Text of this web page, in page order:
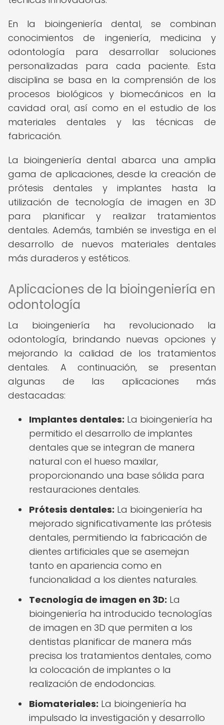
En la bioingeniería dental, se combinan
conocimientos de ingeniería, medicina y
odontología para desarrollar soluciones
personalizadas para cada paciente. Esta
disciplina se basa en la comprensión de los
procesos biológicos y biomecánicos en la
cavidad oral, así como en el estudio de los
materiales dentales y las técnicas de
fabricación.
La bioingeniería dental abarca una amplia
gama de aplicaciones, desde la creación de
prótesis dentales y implantes hasta la
utilización de tecnología de imagen en 3D
para planificar y realizar tratamientos
dentales. Además, también se investiga en el
desarrollo de nuevos materiales dentales
más duraderos y estéticos.
Aplicaciones de la bioingeniería en
odontología
La bioingeniería ha revolucionado la
odontología, brindando nuevas opciones y
mejorando la calidad de los tratamientos
dentales. A continuación, se presentan
algunas de las aplicaciones más
destacadas:
Implantes dentales: La bioingeniería ha
permitido el desarrollo de implantes
dentales que se integran de manera
natural con el hueso maxilar,
proporcionando una base sólida para
restauraciones dentales.
Prótesis dentales: La bioingeniería ha
mejorado significativamente las prótesis
dentales, permitiendo la fabricación de
dientes artificiales que se asemejan
tanto en apariencia como en
funcionalidad a los dientes naturales.
Tecnología de imagen en 3D: La
bioingeniería ha introducido tecnologías
de imagen en 3D que permiten a los
dentistas planificar de manera más
precisa los tratamientos dentales, como
la colocación de implantes o la
realización de endodoncias.
Biomateriales: La bioingeniería ha
impulsado la investigación y desarrollo